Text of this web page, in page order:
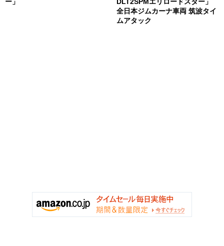
全日本ジムカーナ車両 筑波タイ
ムアタック